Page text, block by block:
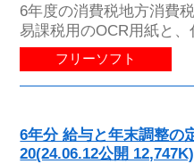
6年度の消費税地方消費
易課税用のOCR用紙と
フリーソフト
6年分 給与と年末調整の
20(24.06.12公開 12,747K)